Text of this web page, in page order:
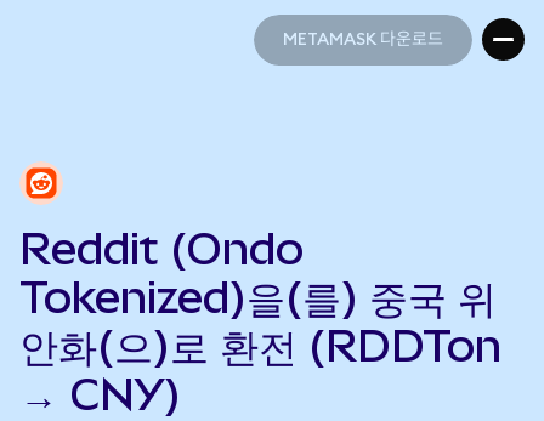
METAMASK 다운로드
Reddit (Ondo
Tokenized)을(를) 중국 위
안화(으)로 환전 (RDDTon
→ CNY)